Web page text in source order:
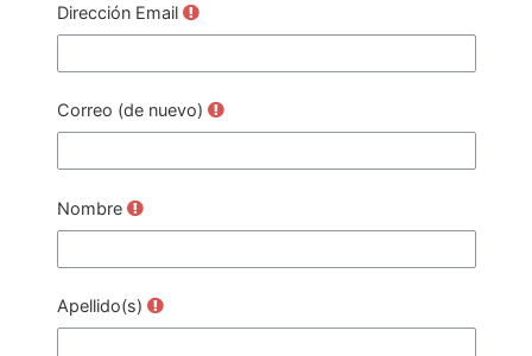
Dirección Email
Correo (de nuevo)
Nombre
Apellido(s)